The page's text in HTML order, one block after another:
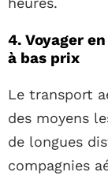
4. Voyager
à bas prix
Le transport
des moyens
de longues
compagnies